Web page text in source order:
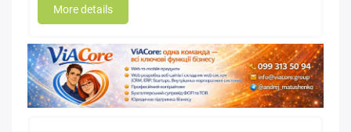
More details